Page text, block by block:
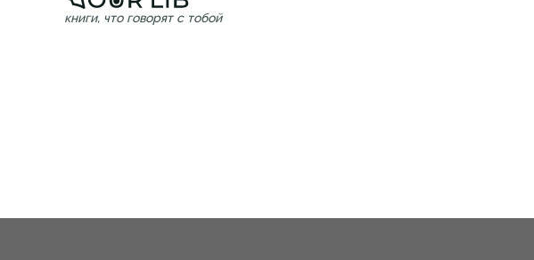
книги, что говорят с тобой